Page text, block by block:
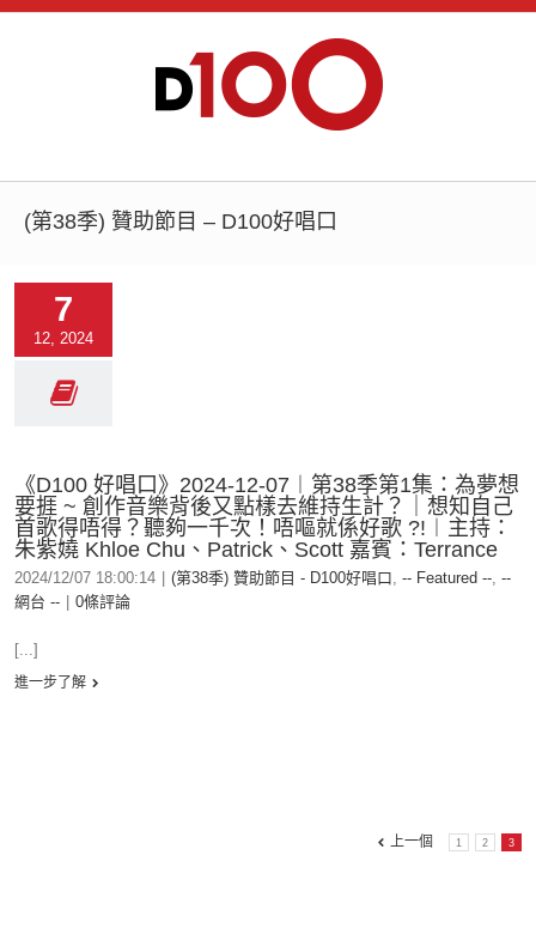
(第38季) 贊助節目 – D100好唱口
7
12, 2024
《D100 好唱口》2024-12-07︱第38季第1集：為夢想
要捱 ~ 創作音樂背後又點樣去維持生計？｜想知自己
首歌得唔得？聽夠一千次！唔嘔就係好歌 ?!︱主持：
朱紫嬈 Khloe Chu、Patrick、Scott 嘉賓：Terrance
2024/12/07 18:00:14 (第38季) 贊助節目 - D100好唱口, -- Featured --, --
網台 --
0條評論
[...]
進一步了解
上一個 1 2 3